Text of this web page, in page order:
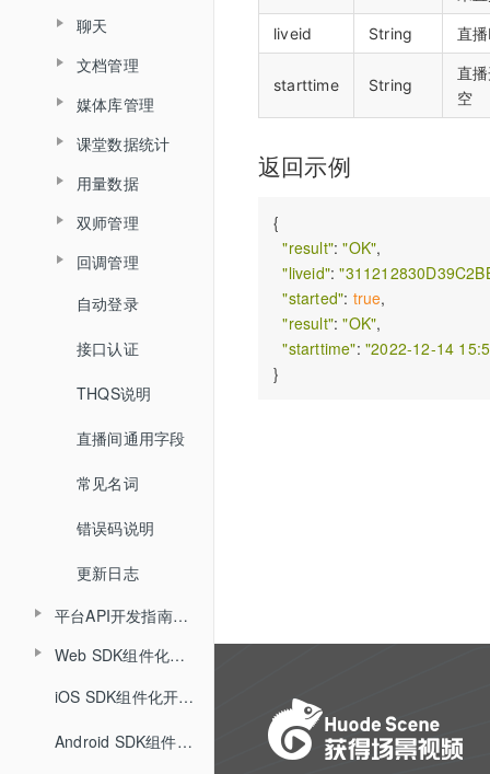
查询视频详细信息
聊天
查询聊天信息
文档管理
文档上传
删除文档
媒体库管理
上传视频
关联视频
取消关联视频
课堂数据统计
用量数据
查询用量信息
双师管理
创建直播间
更新直播间
说明
回调管理
开始结束直播
登录退出
视频转码
文档转码
回放
课堂数据统计
自动登录
接口认证
THQS说明
直播间通用字段
常见名词
错误码说明
更新日志
平台API开发指南（旧版本）
API概述
小班课管理API
聊天相关API
Web SDK组件化开发指南
Web SDK组件化快速集成文档
Web SDK音视频API文档
iOS SDK组件化开发指南
Android SDK组件化开发指南
liveid String 直
starttime String
直
空
返回示例
{
"result": "OK",
"liveid":
"started": true,
"result": "OK",
"starttime": "2022-12-14